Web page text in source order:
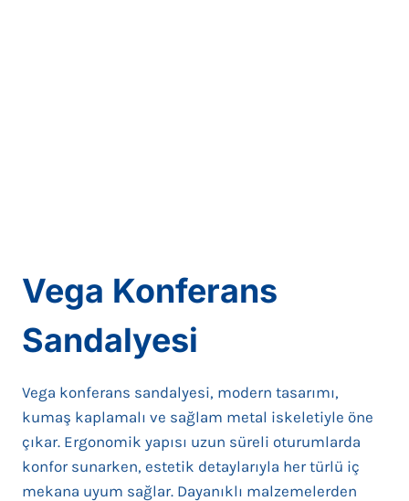
Vega Konferans
Sandalyesi
Vega konferans sandalyesi, modern tasarımı,
kumaş kaplamalı ve sağlam metal iskeletiyle öne
çıkar. Ergonomik yapısı uzun süreli oturumlarda
konfor sunarken, estetik detaylarıyla her türlü iç
mekana uyum sağlar. Dayanıklı malzemelerden